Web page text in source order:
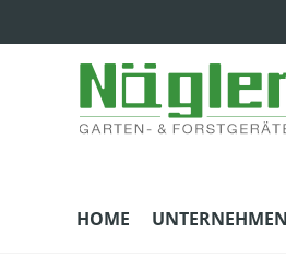
HOME UNTERNEHMEN